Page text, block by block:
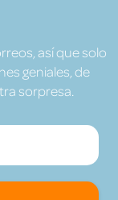
así que solo
geniales, de
sorpresa.